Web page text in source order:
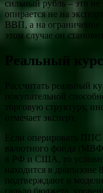
сильный рубль – это
опирается не на
ВВП, а на ограничение
этом случае он
Реальный
Рассчитать реальный
покупательной
торговую структуру,
отмечает эксперт.
Если оперировать
валютного фонда
в РФ и США, то
находится в диапазоне
подтверждают и
сальдо бюджета,